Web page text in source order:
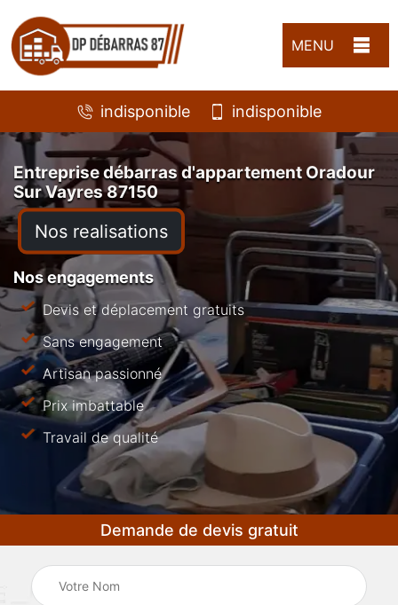
MENU
indisponible indisponible
Entreprise débarras d'appartement Oradour
Sur Vayres 87150
Nos realisations
Nos engagements
Devis et déplacement gratuits
Sans engagement
Artisan passionné
Prix imbattable
Travail de qualité
Demande de devis gratuit